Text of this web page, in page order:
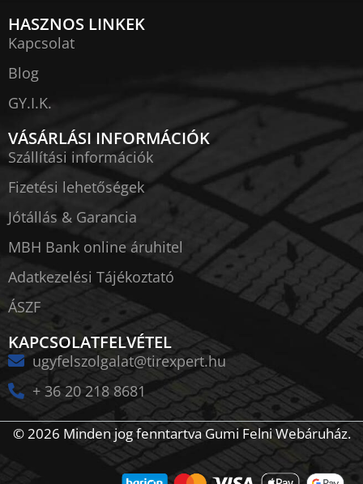
HASZNOS LINKEK
Kapcsolat
Blog
GY.I.K.
VÁSÁRLÁSI INFORMÁCIÓK
Szállítási információk
Fizetési lehetőségek
Jótállás & Garancia
MBH Bank online áruhitel
Adatkezelési Tájékoztató
ÁSZF
KAPCSOLATFELVÉTEL
ugyfelszolgalat@tirexpert.hu
+ 36 20 218 8681
© 2026 Minden jog fenntartva Gumi Felni Webáruház.